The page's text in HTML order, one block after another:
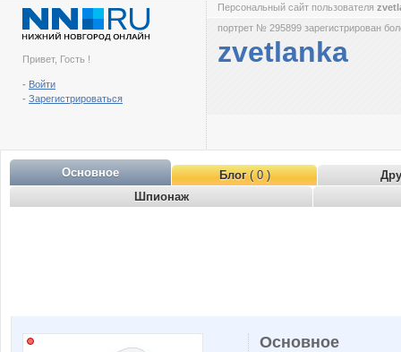
Привет, Гость !
- Войти
- Зарегистрироваться
Персональный сайт пользователя
портрет № 295899 зарегистрирован
zvetlanka
Основное Блог( 0 )
Шпионаж
Основное